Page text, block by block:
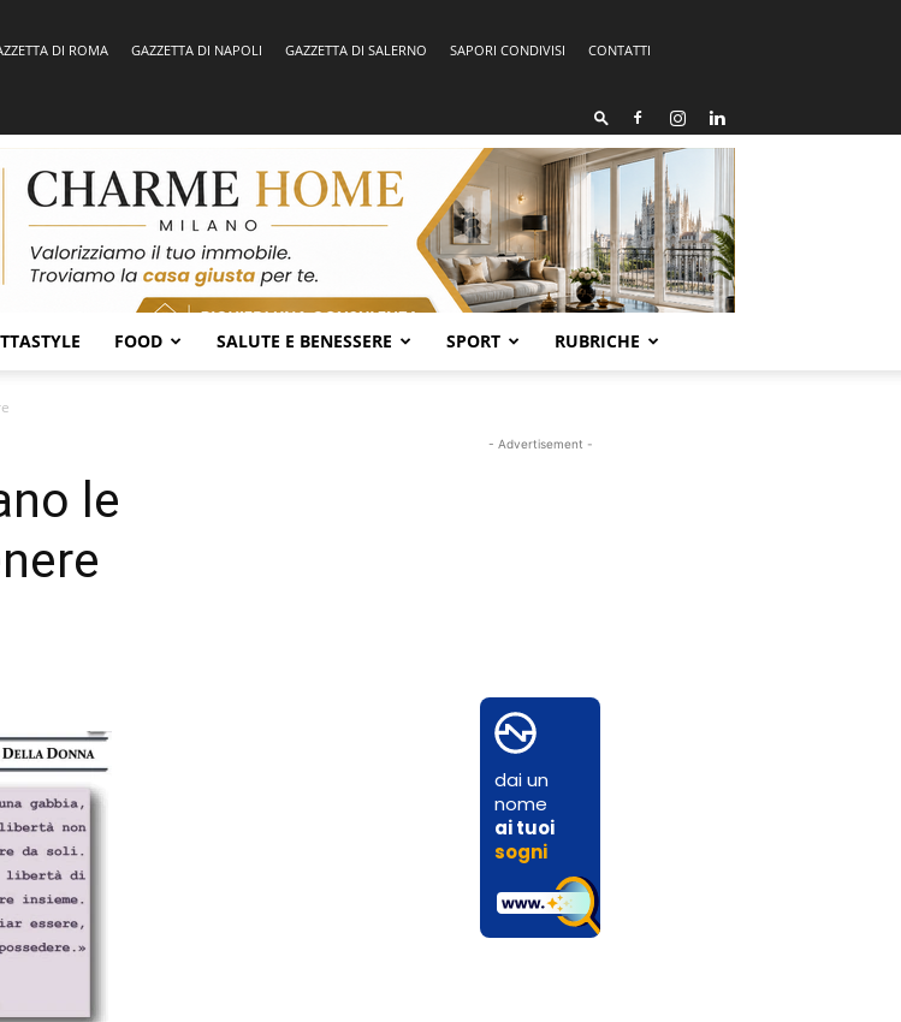
DI ROMA GAZZETTA DI NAPOLI GAZZETTA DI SALERNO SAPORI CONDIVISI
CONTATTI
FOOD SALUTE E BENESSERE SPORT RUBRICHE
le
- Advertisement -